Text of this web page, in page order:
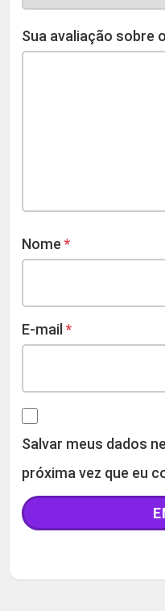
Sua avaliação sobre
Nome *
E-mail *
Salvar meus dados
próxima vez que eu